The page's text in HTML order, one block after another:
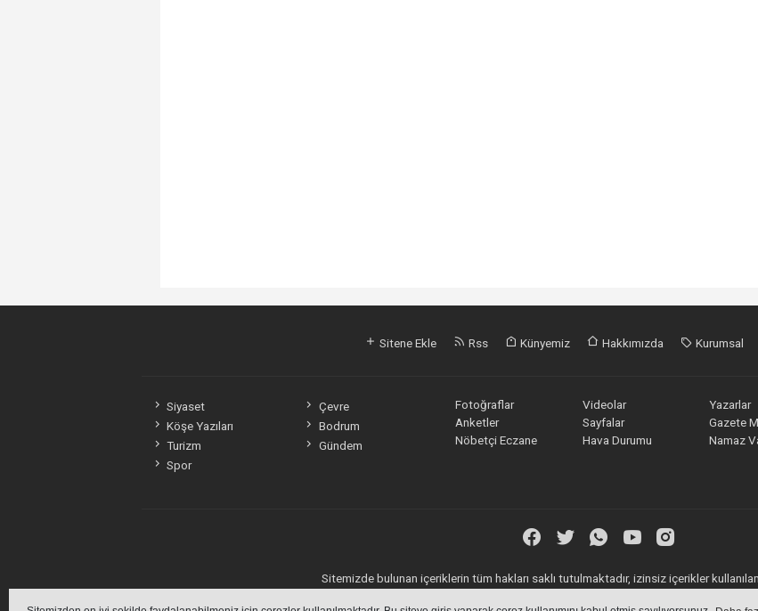
Sitene Ekle Rss Künyemiz Hakkımızda Kurumsal
Siyaset
Çevre
Köşe Yazıları
Bodrum
Turizm
Gündem
Spor
Fotoğraflar Videolar
Yazarlar
Anketler
Sayfalar
Gazete
Nöbetçi Eczane
Hava Durumu Namaz
Sitemizde bulunan içeriklerin tüm hakları saklı tutulmaktadır, izinsiz içerikler